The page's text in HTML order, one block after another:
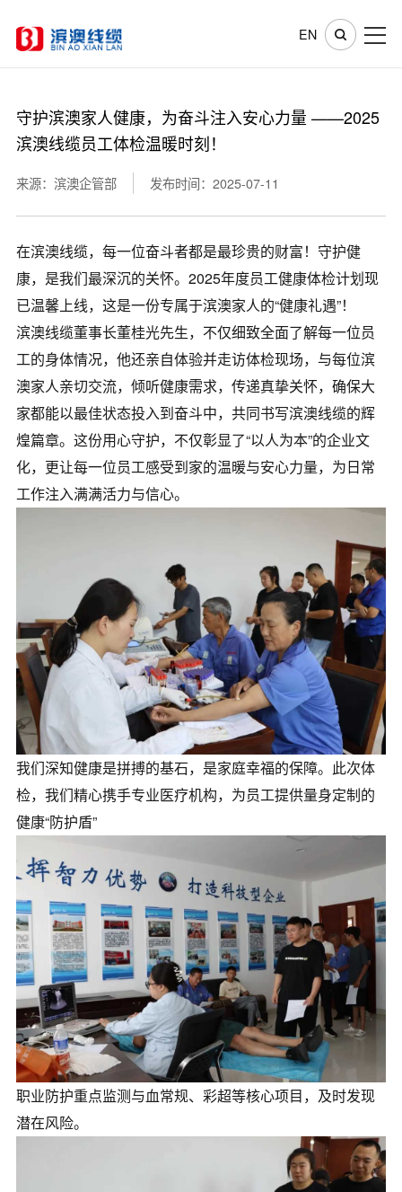
守护滨澳家人健康，为奋斗注入安心力量 ——2025
滨澳线缆员工体检温暖时刻！
来源：滨澳企管部 发布时间：2025-07-11
在滨澳线缆，每一位奋斗者都是最珍贵的财富！守护健
康，是我们最深沉的关怀。2025年度员工健康体检计划现
已温馨上线，这是一份专属于滨澳家人的“健康礼遇”！
滨澳线缆董事长董桂光先生，不仅细致全面了解每一位员
工的身体情况，他还亲自体验并走访体检现场，与每位滨
澳家人亲切交流，倾听健康需求，传递真挚关怀，确保大
家都能以最佳状态投入到奋斗中，共同书写滨澳线缆的辉
煌篇章。这份用心守护，不仅彰显了“以人为本”的企业文
化，更让每一位员工感受到家的温暖与安心力量，为日常
工作注入满满活力与信心。
我们深知健康是拼搏的基石，是家庭幸福的保障。此次体
检，我们精心携手专业医疗机构，为员工提供量身定制的
健康“防护盾”
职业防护重点监测与血常规、彩超等核心项目，及时发现
潜在风险。
EN